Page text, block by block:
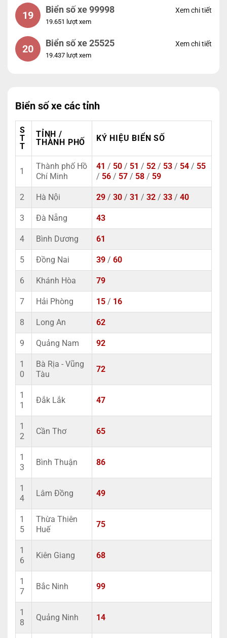
19 Biển số xe 99998
19.651 lượt xem
Xem chi tiết
20 Biển số xe 25525
19.437 lượt xem
Xem chi tiết
Biển số xe các tỉnh
S
T
T
TỈNH /
THÀNH PHỐ
KÝ HIỆU BIỂN SỐ
1
Thành phố Hồ
Chí Minh
41 / 50 / 51 / 52 / 53 / 54 / 55
/ 56 / 57 / 58 / 59
2 Hà Nội 29 / 30 / 31 / 32 / 33 / 40
3 Đà Nẵng 43
4 Bình Dương 61
5 Đồng Nai 39 / 60
6 Khánh Hòa 79
7 Hải Phòng 15 / 16
8 Long An 62
9 Quảng Nam 92
1
0
Bà Rịa - Vũng
Tàu
72
1
1
Đắk Lắk 47
1
2
Cần Thơ 65
1
3
Bình Thuận 86
1
4
Lâm Đồng 49
1
5
Thừa Thiên
Huế
75
1
6
Kiên Giang 68
1
7
Bắc Ninh 99
1
8
Quảng Ninh 14